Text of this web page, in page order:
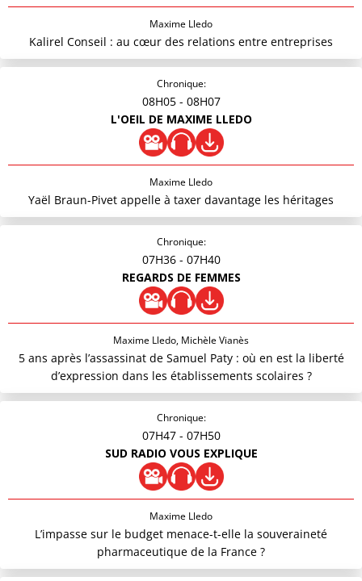
Maxime Lledo
Kalirel Conseil : au cœur des relations entre entreprises
Chronique:
08H05 - 08H07
L'OEIL DE MAXIME LLEDO
Maxime Lledo
Yaël Braun-Pivet appelle à taxer davantage les héritages
Chronique:
07H36 - 07H40
REGARDS DE FEMMES
Maxime Lledo, Michèle Vianès
5 ans après l’assassinat de Samuel Paty : où en est la liberté
d’expression dans les établissements scolaires ?
Chronique:
07H47 - 07H50
SUD RADIO VOUS EXPLIQUE
Maxime Lledo
L’impasse sur le budget menace-t-elle la souveraineté
pharmaceutique de la France ?